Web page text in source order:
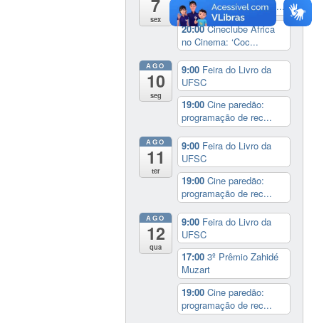
7
sex
Comunidade Internacio...
20:00Cineclube África
no Cinema: ‘Coc...
AGO
10
seg
9:00 Feira do Livro da
UFSC
19:00Cine paredão:
programação de rec...
AGO
11
ter
9:00 Feira do Livro da
UFSC
19:00Cine paredão:
programação de rec...
AGO
12
qua
9:00 Feira do Livro da
UFSC
17:003º Prêmio Zahidé
Muzart
19:00Cine paredão:
programação de rec...